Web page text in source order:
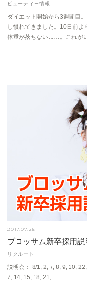
ビューティー情報
ダイエット開始から3週間目
し慣れてきました。10日前よ
体重が落ちない……。これが
2017.07.25
ブロッサム新卒採用説
リクルート
説明会： 8/1, 2, 7, 8, 9, 10,
7, 14, 15, 18, 21, …